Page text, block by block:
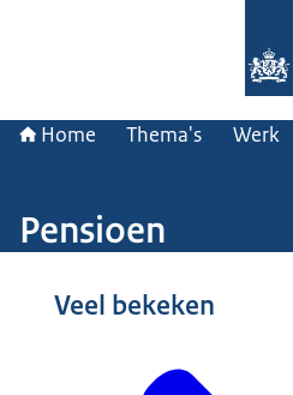
Home Thema's Werk
Pensioen
Veel bekeken